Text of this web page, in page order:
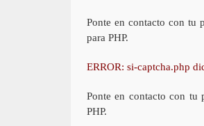
Ponte en contacto con tu
para PHP.
ERROR: si-captcha.php
Ponte en contacto con tu
PHP.